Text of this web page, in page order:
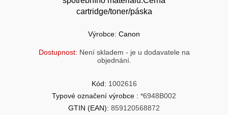
PRACOVNÍ STANICE
HERNÍ GRAFICKÉ KARTY
ZABEZPEČENÍ
FLASH KARTY
SOHO INTERNÍ DISKY
MOBILNÍ ZAŘÍZENÍ
SÍŤOVÉ PRVKY Pro
TOPENÍ
cartridge/toner/páska
Výrobce: Canon
Dostupnost: Není skladem - je u dodavatele na
objednání.
Kód: 1002616
Typové označení výrobce : *6948B002
GTIN (EAN): 859120568872